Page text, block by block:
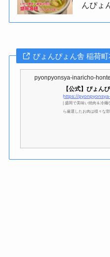
んぴょ
ぴょんぴょん舎 稲荷
pyonpyonsya-inaricho-
【公式】ぴょん
https://
| 盛岡で美味い焼肉＆冷麺
ら厳選したお肉は様々な